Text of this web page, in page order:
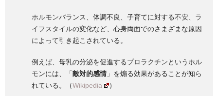
ホルモンバランス、体調不良、子育てに対する不安
ラ
イフスタイルの変化など、心身両面でのさまざまな原因
によって引き起こされている。
例えば、母乳の分泌を促進するプロラクチンというホル
モンには、「敵対的感情」を煽る効果があることが知ら
れている。（Wikipedia ）